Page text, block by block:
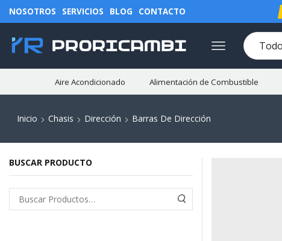
NOSOTROS SERVICIOS BLOG CONTACTO
Aire Acondicionado Alimentación de Combustible
Inicio Chasis Dirección Barras De Dirección
BUSCAR PRODUCTO